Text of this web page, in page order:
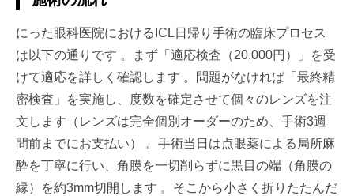
にった眼科医院におけるICL日帰り手術の臨床プロセス
は以下の通りです 。まず「適応検査（20,000円）」を受
けて適応を詳しく確認します 。問題がなければ「最終精
密検査」を実施し、度数を確定させて個々のレンズを注
文します（レンズは完全個別オーダーのため、手術3週
間前までにお支払い） 。手術当日は点眼薬による局所麻
酔を丁寧に行い、角膜を一切削らずに黒目の端（角膜の
縁）を約3mm切開します 。そこから小さく折りたたんだ